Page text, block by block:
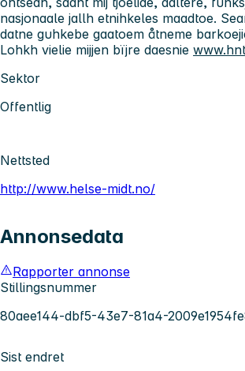
nasjonaale jallh etnihkeles maadtoe.
datne guhkebe gaatoem åtneme
Lohkh vielie mijjen bïjre daesnie
Sektor
Offentlig
Nettsted
http://www.helse-midt.no/
Annonsedata
Rapporter annonse
Stillingsnummer
80aee144-dbf5-43e7-81a4-
Sist endret